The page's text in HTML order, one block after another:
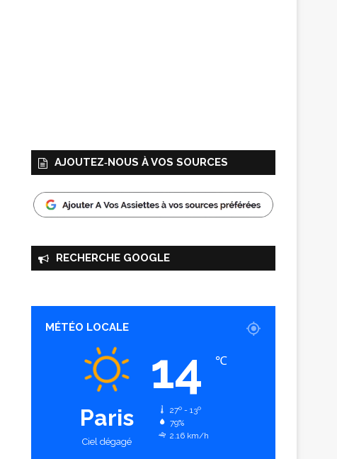
AJOUTEZ‑NOUS À VOS SOURCES
RECHERCHE GOOGLE
MÉTÉO LOCALE
Paris
Ciel dégagé
14 ℃
27º - 13º
79%
2.16 km/h